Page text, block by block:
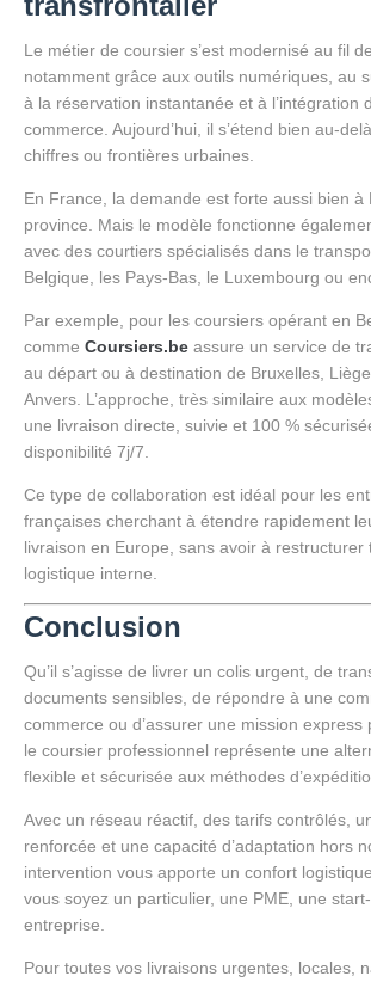
Le métier de coursier s’est modernisé au fil
notamment grâce aux outils numériques, au
à la réservation instantanée et à l’intégration
commerce. Aujourd’hui, il s’étend bien au-
chiffres ou frontières urbaines.
En France, la demande est forte aussi bien à
province. Mais le modèle fonctionne
avec des courtiers spécialisés dans le
Belgique, les Pays-Bas, le Luxembourg ou
Par exemple, pour les coursiers opérant en
comme Coursiers.be assure un service de
au départ ou à destination de Bruxelles,
Anvers. L’approche, très similaire aux
une livraison directe, suivie et 100 %
disponibilité 7j/7.
Ce type de collaboration est idéal pour les
françaises cherchant à étendre rapidement
livraison en Europe, sans avoir à restructurer
logistique interne.
Conclusion
Qu’il s’agisse de livrer un colis urgent, de
documents sensibles, de répondre à une
commerce ou d’assurer une mission express
le coursier professionnel représente une
flexible et sécurisée aux méthodes
Avec un réseau réactif, des tarifs contrôlés,
renforcée et une capacité d’adaptation hors
intervention vous apporte un confort
vous soyez un particulier, une PME, une
entreprise.
Pour toutes vos livraisons urgentes, locales,